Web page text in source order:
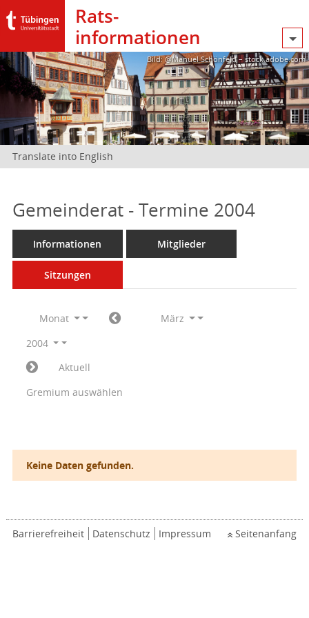
Rats­
informationen
Bild: @Manuel Schönfeld – stock.adobe.com
Translate into English
Gemeinderat - Termine 2004
Informationen Mitglieder
Sitzungen
Monat
März
2004
Aktuell
Gremium auswählen
Keine Daten gefunden.
Barrierefreiheit Datenschutz Impressum Seitenanfang